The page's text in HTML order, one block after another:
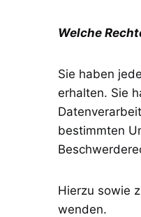
Welche
Sie haben
erhalten. Sie
bestimmten
Hierzu sowie
wenden.